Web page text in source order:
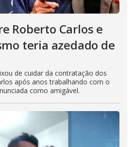
Roberto Carlos e
teria azedado de
de cuidar da contratação dos
após anos trabalhando com o
como amigável.